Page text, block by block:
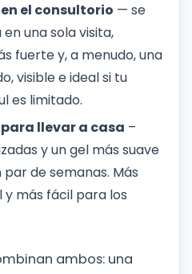
el consultorio — se
una sola visita,
fuerte y, a menudo, una
visible e ideal si tu
es limitado.
llevar a casa –
y un gel más suave
de semanas. Más
y más fácil para los
ambos: una